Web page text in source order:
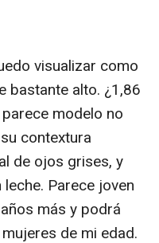
visualizar como
bastante alto. ¿1,86
modelo no
contextura
de ojos grises, y
Parece joven
más y podrá
de mi edad.